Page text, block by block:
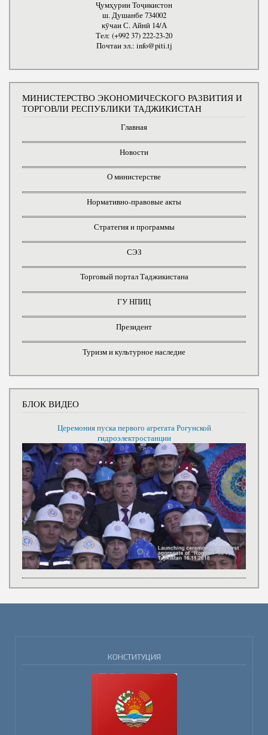
Ҷумҳурии Тоҷикистон
ш. Душанбе 734002
кӯчаи С. Айнӣ 14/А
Тел: (+992 37) 222-23-20
Почтаи эл.: info@piti.tj
МИНИСТЕРСТВО ЭКОНОМИЧЕСКОГО РАЗВИТИЯ И
ТОРГОВЛИ РЕСПУБЛИКИ ТАДЖИКИСТАН
Главная
Новости
О министерстве
Нормативно-правовые акты
Стратегия и программы
СЭЗ
Торговый портал Таджикистана
ГУ НПИЦ
Президент
Туризм и культурное наследие
БЛОК ВИДЕО
Церемония пуска первого агрегата Рогунской
гидроэлектростанции
КОНСТИТУЦИЯ